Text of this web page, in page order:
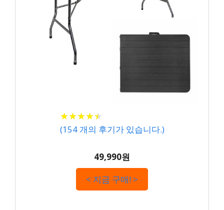
★★★★★
★★★★★
(154개의 후기가 있습니다.)
49,990원
< 지금 구매! >